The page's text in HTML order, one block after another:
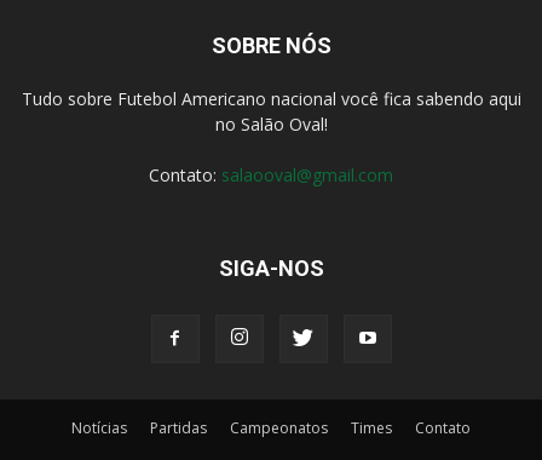
SOBRE NÓS
Tudo sobre Futebol Americano nacional você fica sabendo aqui
no Salão Oval!
Contato: salaooval@gmail.com
SIGA-NOS
Notícias Partidas Campeonatos Times Contato